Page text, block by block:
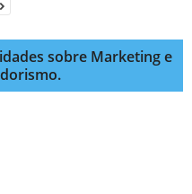
sobre Marketing e